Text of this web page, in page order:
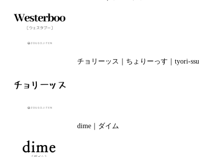
チョリーッス｜ちょりーっす｜tyori-ssu
dime｜ダイム